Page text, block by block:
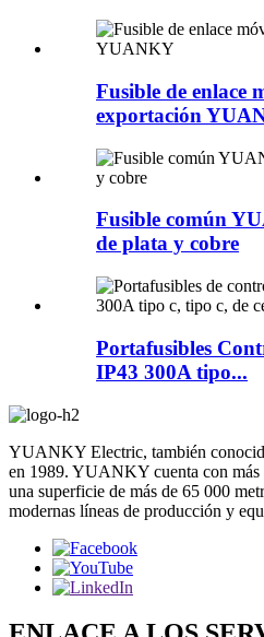
Fusible de enlace
exportación
Fusible común
de plata y cobre
Portafusibles
IP43 300A tipo...
YUANKY Electric, también
en 1989. YUANKY cuenta con más
una superficie de más de 65 000
modernas líneas de producción y